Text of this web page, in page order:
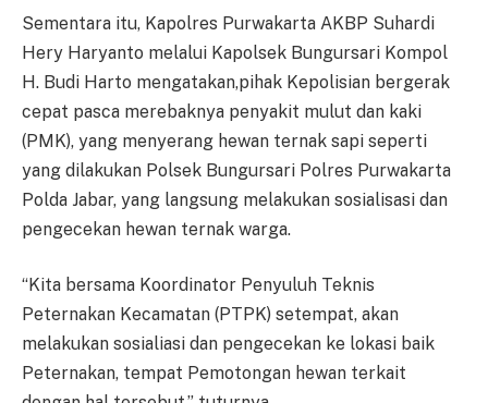
Sementara itu, Kapolres Purwakarta AKBP Suhardi
Hery Haryanto melalui Kapolsek Bungursari Kompol
H. Budi Harto mengatakan,pihak Kepolisian bergerak
cepat pasca merebaknya penyakit mulut dan kaki
(PMK), yang menyerang hewan ternak sapi seperti
yang dilakukan Polsek Bungursari Polres Purwakarta
Polda Jabar, yang langsung melakukan sosialisasi dan
pengecekan hewan ternak warga.
“Kita bersama Koordinator Penyuluh Teknis
Peternakan Kecamatan (PTPK) setempat, akan
melakukan sosialiasi dan pengecekan ke lokasi baik
Peternakan, tempat Pemotongan hewan terkait